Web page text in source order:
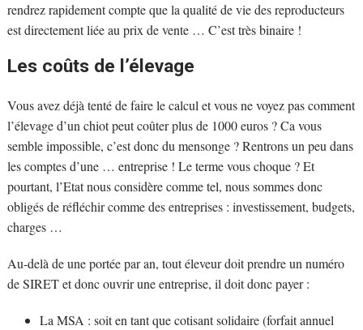
rendrez rapidement compte que la qualité de vie des reproducteurs
est directement liée au prix de vente … C’est très binaire !
Les coûts de l’élevage
Vous avez déjà tenté de faire le calcul et vous ne voyez pas comment
l’élevage d’un chiot peut coûter plus de 1000 euros ? Ca vous
semble impossible, c’est donc du mensonge ? Rentrons un peu dans
les comptes d’une … entreprise ! Le terme vous choque ? Et
pourtant, l’Etat nous considère comme tel, nous sommes donc
obligés de réfléchir comme des entreprises : investissement, budgets,
charges …
Au-delà de une portée par an, tout éleveur doit prendre un numéro
de SIRET et donc ouvrir une entreprise, il doit donc payer :
La MSA : soit en tant que cotisant solidaire (forfait annuel